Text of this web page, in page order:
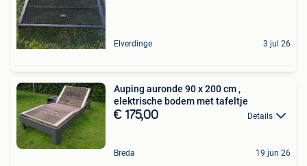
Elverdinge 3 jul 26
Auping auronde 90 x 200 cm ,
elektrische bodem met tafeltje
€ 175,00 Details
Breda 19 jun 26